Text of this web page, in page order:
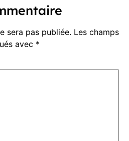
sera pas publiée. Les champs
avec *